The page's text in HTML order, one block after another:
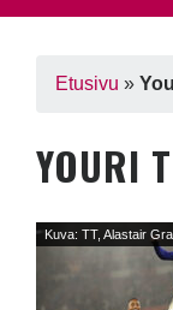
Etusivu »
YOURI
Kuva: TT, Alastair